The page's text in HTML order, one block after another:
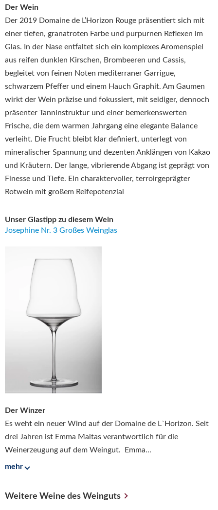
Der Wein
Der 2019 Domaine de L’Horizon Rouge präsentiert sich mit
einer tiefen, granatroten Farbe und purpurnen Reflexen im
Glas. In der Nase entfaltet sich ein komplexes Aromenspiel
aus reifen dunklen Kirschen, Brombeeren und Cassis,
begleitet von feinen Noten mediterraner Garrigue,
schwarzem Pfeffer und einem Hauch Graphit. Am Gaumen
wirkt der Wein präzise und fokussiert, mit seidiger, dennoch
präsenter Tanninstruktur und einer bemerkenswerten
Frische, die dem warmen Jahrgang eine elegante Balance
verleiht. Die Frucht bleibt klar definiert, unterlegt von
mineralischer Spannung und dezenten Anklängen von Kakao
und Kräutern. Der lange, vibrierende Abgang ist geprägt von
Finesse und Tiefe. Ein charaktervoller, terroirgeprägter
Rotwein mit großem Reifepotenzial
Unser Glastipp zu diesem Wein
Josephine Nr. 3 Großes Weinglas
Der Winzer
Es weht ein neuer Wind auf der Domaine de L`Horizon. Seit
drei Jahren ist Emma Maltas verantwortlich für die
Weinerzeugung auf dem Weingut. Emma...
mehr
Weitere Weine des Weinguts